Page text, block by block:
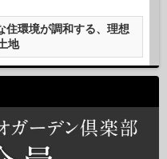
住環境が調和する、理想
地